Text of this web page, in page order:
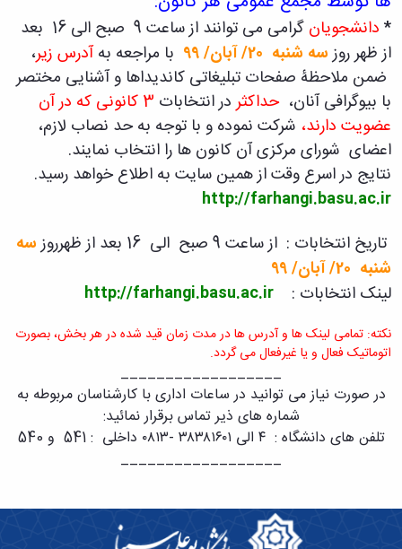
* دانشجویان
گرامی می توانند از ساعت 9 صبح الی 16 بعد
از ظهر روزسه شنبه 20/ آبان/ 99 با مراجعه بهآدرس زیر،
ضمن ملاحظۀ صفحات تبلیغاتی کاندیداها و آشنایی مختصر
با بیوگرافی آنان،حداکثر در انتخابات
3 کانونی که در آن
عضویت دارند، شرکت نموده و با توجه به حد نصاب لازم،
اعضای شورای مرکزی آن کانون ها را انتخاب نمایند.
نتایج در اسرع وقت از همین سایت به اطلاع خواهد رسید.
http://farhangi.basu.ac.ir
تاریخ انتخابات : از ساعت 9 صبح الی 16 بعد از ظهرروز
سه
شنبه 20/ آبان/ 99
لینک انتخابات : http://farhangi.basu.ac.ir
نکته: تمامی لینک ها و آدرس ها در مدت زمان قید شده در هر بخش، بصورت
اتوماتیک فعال و یا غیرفعال می گردد.
____
_________
_____
در صورت نیاز می توانید در ساعات اداری با کارشناسان مربوطه به
شماره های ذیر تماس برقرار نمائید:
تلفن های دانشگاه : ۴ الی ۳۸۳۸۱۶۰۱ -۰۸۱۳ داخلی : 541 و 540
____
_________
_____